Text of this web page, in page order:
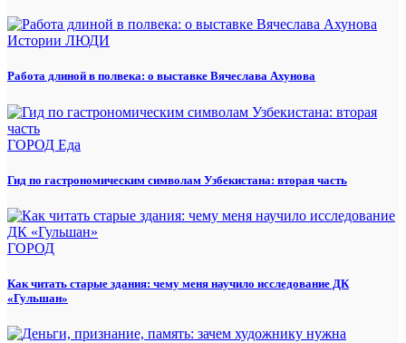
Истории ЛЮДИ
Работа длиной в полвека: о выставке Вячеслава Ахунова
ГОРОД Еда
Гид по гастрономическим символам Узбекистана: вторая часть
ГОРОД
Как читать старые здания: чему меня научило исследование ДК
«Гульшан»